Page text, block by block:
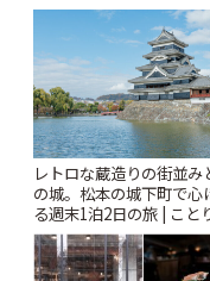
ー開催中】 | ことりっぷ
レトロな蔵造りの街並み
の城。松本の城下町で心
る週末1泊2日の旅 | こと